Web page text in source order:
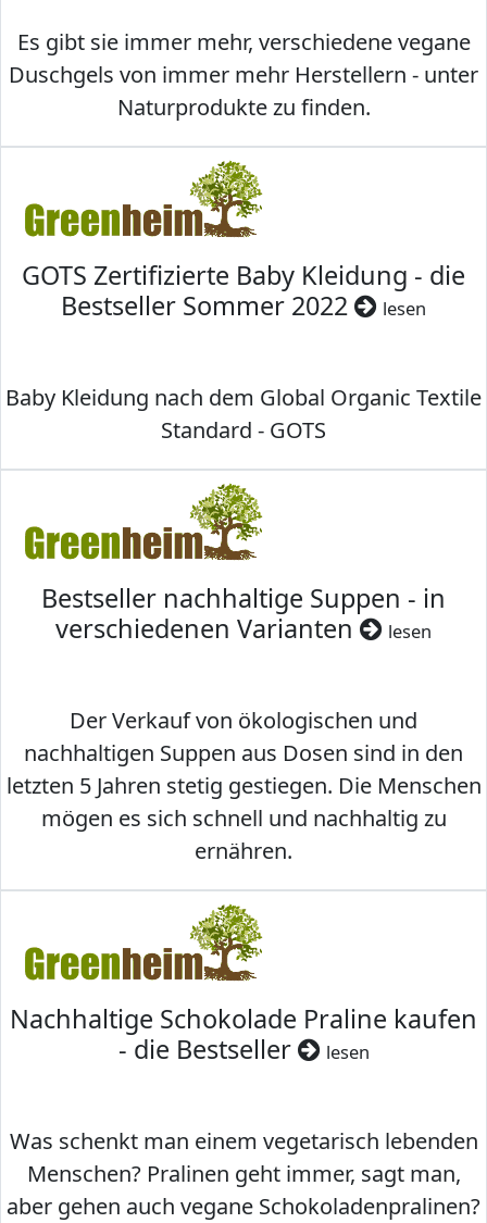
Es gibt sie immer mehr, verschiedene vegane
Duschgels von immer mehr Herstellern - unter
Naturprodukte zu finden.
GOTS Zertifizierte Baby Kleidung - die
Bestseller Sommer 2022
lesen
Baby Kleidung nach dem Global Organic Textile
Standard - GOTS
Bestseller nachhaltige Suppen - in
verschiedenen Varianten
lesen
Der Verkauf von ökologischen und
nachhaltigen Suppen aus Dosen sind in den
letzten 5 Jahren stetig gestiegen. Die Menschen
mögen es sich schnell und nachhaltig zu
ernähren.
Nachhaltige Schokolade Praline kaufen
- die Bestseller
lesen
Was schenkt man einem vegetarisch lebenden
Menschen? Pralinen geht immer, sagt man,
aber gehen auch vegane Schokoladenpralinen?